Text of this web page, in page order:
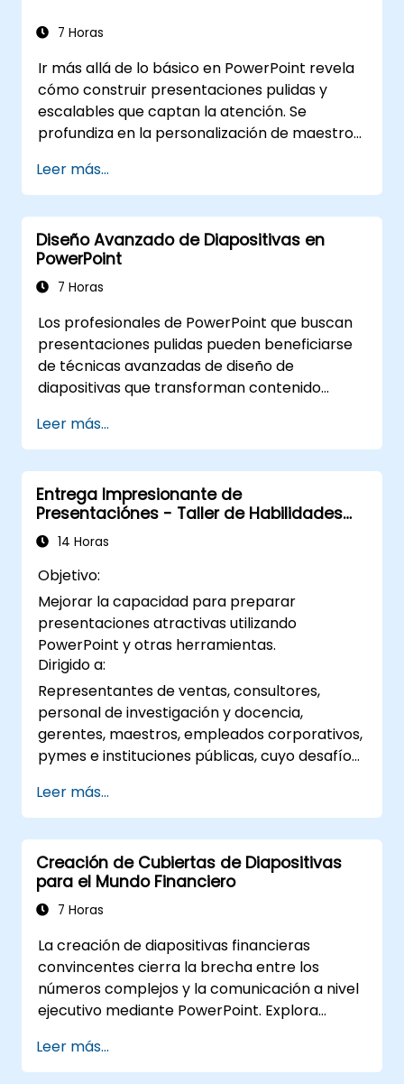
presentaciones dinámicas y fluidas.
7 Horas
Ir más allá de lo básico en PowerPoint revela
cómo construir presentaciones pulidas y
escalables que captan la atención. Se
profundiza en la personalización de maestros
plantillas, uso de SmartArt para mapeo visual
de procesos e integración avanzada con
Excel para dashboards con datos vinculados
en vivo y gráficos. equipa a los profesionales
con flujos de trabajo avanzados mediante
complementos como Office Timeline y Poll
presentaciones complejas, optimizando
ciclos de revisión y entregando
presentaciones empresariales de alto
impacto.
Leer más...
Diseño Avanzado de Diapositivas en
PowerPoint
7 Horas
Los profesionales de PowerPoint que buscan
presentaciones pulidas pueden beneficiarse
de técnicas avanzadas de diseño de
diapositivas que transforman contenido
profundiza en los principios fundamentales de
la composición de diapositivas, la creación de
gráficos e infografías, y la edición de
imágenes, al tiempo que desarrolla
habilidades prácticas para distribuir
elementos visualmente, resaltar información
profesionales se llevan estrategias
accionables para crear diapositivas limpias y
atractivas y ofrecer presentaciones con
confianza mediante técnicas estructuradas
de oratoria pública.
Leer más...
Entrega Impresionante de
Presentaciónes - Taller de Habilidades
Sociales
14 Horas
Objetivo:
Mejorar la capacidad para preparar
presentaciones atractivas utilizando
PowerPoint y otras herramientas.
Dirigido a:
Representantes de ventas, consultores,
personal de investigación y docencia,
gerentes, maestros, empleados corporativos,
pymes e instituciones públicas, cuyo desafío
atención y despertar interés.
Leer más...
Creación de Cubiertas de Diapositivas
para el Mundo Financiero
7 Horas
La creación de diapositivas financieras
convincentes cierra la brecha entre los
números complejos y la comunicación a nivel
ejecutivo mediante PowerPoint. Explora
estructuración de las diapositivas,
visualizaciones con mapas de árbol y gráficos
Leer más...